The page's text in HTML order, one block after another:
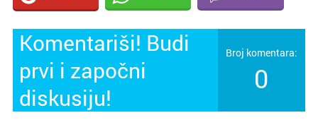
Komentariši! Budi
prvi i započni
diskusiju!
Broj komentara:
0